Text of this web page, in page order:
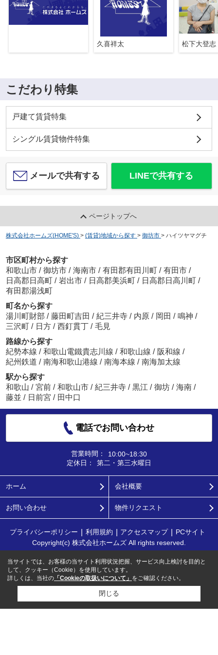
久喜祥太 松下大登志
こだわり特集
戸建て賃貸特集
シングル賃貸物件特集
メールで共有する LINEで共有する
ページトップへ
株式会社ホームズ(HOME'S) > (賃貸)地域から探す > 御坊市 > ハイツヤマグチ
市区町村から探す
和歌山市 / 御坊市 / 海南市 / 有田郡有田川町 / 有田市 /
日高郡日高町 / 岩出市 / 日高郡美浜町 / 日高郡日高川町 /
有田郡湯浅町
町名から探す
湯川町財部 / 藤田町吉田 / 紀三井寺 / 内原 / 岡田 / 鳴神 /
三沢町 / 日方 / 西釘貫丁 / 毛見
路線から探す
紀勢本線 / 和歌山電鐵貴志川線 / 和歌山線 / 阪和線 /
紀州鉄道 / 南海和歌山港線 / 南海本線 / 南海加太線
駅から探す
和歌山 / 宮前 / 和歌山市 / 紀三井寺 / 黒江 / 御坊 / 海南 /
藤並 / 日前宮 / 田中口
電話でお問い合わせ
営業時間：
10:00~18:30
定休日：
第二・第三水曜日
ホーム 会社概要
お問い合わせ 物件リクエスト
プライバシーポリシー 利用規約 アクセスマップ
PCサイト
Copyright(c) 株式会社ホームズ All rights reserved.
当サイトでは、お客様の当サイト利用状況把握、サービス向上検討を目的と
して、クッキー（Cookie）を使用しています。
詳しくは、当社の 「Cookieの取扱いについて」 をご確認ください。
閉じる